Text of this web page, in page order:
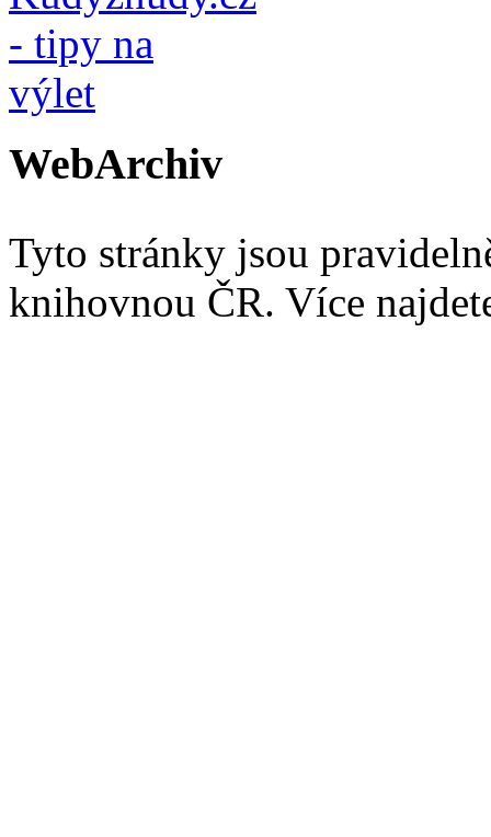
WebArchiv
Tyto stránky jsou
knihovnou ČR. Více